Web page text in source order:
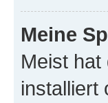
Meine
Meist
installiert